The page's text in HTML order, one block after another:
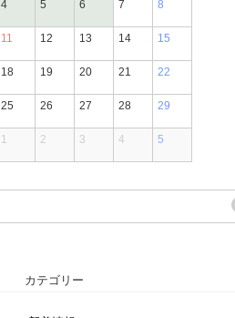
4 5 6 7 8
11 12 13 14 15
18 19 20 21 22
25 26 27 28 29
1 2 3 4 5
カテゴリー